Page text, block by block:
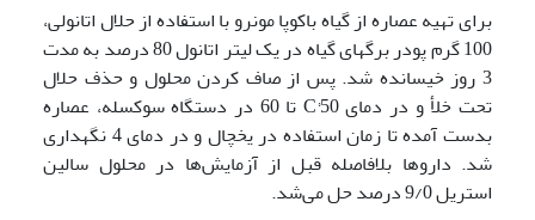
برای تهیه عصاره از گیاه باکوپا مونرو با استفاده از حلال اتانولی،
100 گرم پودر برگ­های گیاه در یک لیتر اتانول 80 درصد به مدت
3 روز خیسانده شد. پس از صاف کردن محلول و حذف حلال
تحت خلأ و در دمای C°50 تا 60 در دستگاه سوکسله، عصاره
بدست آمده تا زمان استفاده در یخچال و در دمای 4 نگهداری
شد. داروها بلافاصله قبل از آزمایش‌ها در محلول سالین
استریل 9/0 درصد حل می‌شد.